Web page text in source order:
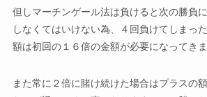
但しマーチンゲール法は負けると次の勝負
しなくてはいけない為、４回負けてしまっ
額は初回の１６倍の金額が必要になってきま
また常に２倍に賭け続けた場合はプラスの